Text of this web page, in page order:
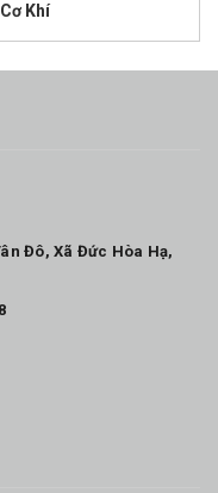
Khí
Đô, Xã Đức Hòa Hạ,